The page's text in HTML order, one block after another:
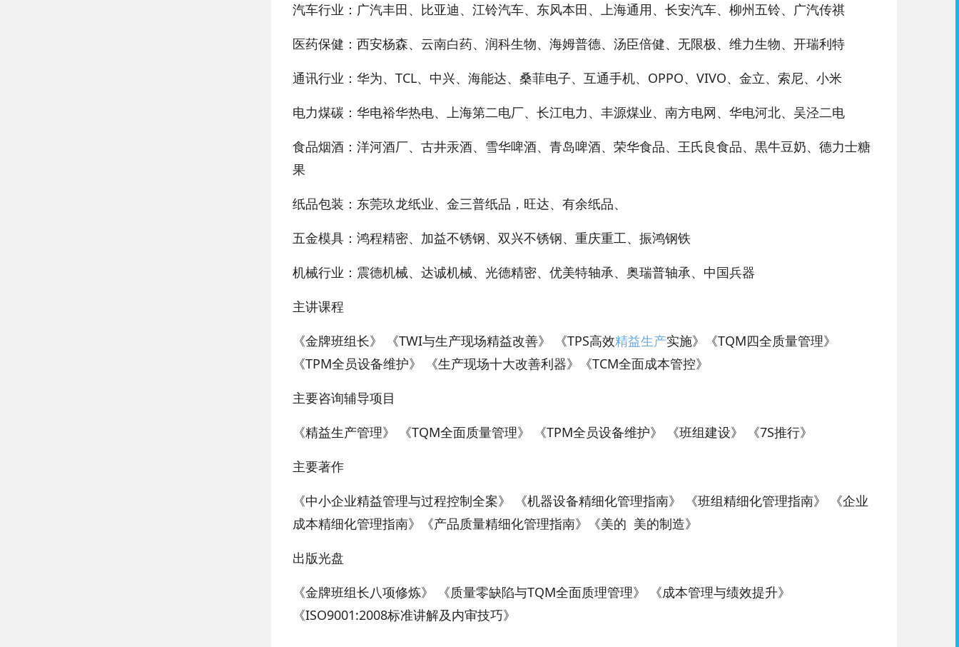
汽车行业：广汽丰田、比亚迪、江铃汽车、东风本田、上海通用、长安汽车、柳州五铃、广汽传祺
医药保健：西安杨森、云南白药、润科生物、海姆普德、汤臣倍健、无限极、维力生物、开瑞利特
通讯行业：华为、TCL、中兴、海能达、桑菲电子、互通手机、OPPO、VIVO、金立、索尼、小米
电力煤碳：华电裕华热电、上海第二电厂、长江电力、丰源煤业、南方电网、华电河北、吴泾二电
食品烟酒：洋河酒厂、古井汞酒、雪华啤酒、青岛啤酒、荣华食品、王氏良食品、黒牛豆奶、德力士糖
果
纸品包装：东莞玖龙纸业、金三普纸品，旺达、有余纸品、
五金模具：鸿程精密、加益不锈钢、双兴不锈钢、重庆重工、振鸿钢铁
机械行业：震德机械、达诚机械、光德精密、优美特轴承、奥瑞普轴承、中国兵器
主讲课程
《金牌班组长》 《TWI与生产现场精益改善》 《TPS高效精益生产实施》《TQM四全质量管理》
《TPM全员设备维护》 《生产现场十大改善利器》《TCM全面成本管控》
主要咨询辅导项目
《精益生产管理》 《TQM全面质量管理》 《TPM全员设备维护》 《班组建设》 《7S推行》
主要著作
《中小企业精益管理与过程控制全案》 《机器设备精细化管理指南》 《班组精细化管理指南》 《企业
成本精细化管理指南》《产品质量精细化管理指南》《美的 美的制造》
出版光盘
《金牌班组长八项修炼》 《质量零缺陷与TQM全面质理管理》 《成本管理与绩效提升》
《ISO9001:2008标准讲解及内审技巧》